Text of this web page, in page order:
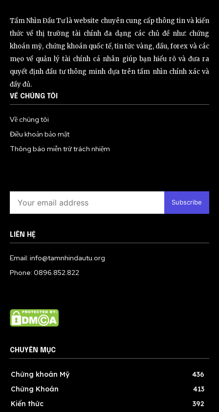
Tầm Nhìn Đầu Tư là website chuyên cung cấp thông tin và kiến
thức về thị trường tài chính đa dạng các chủ đề như: chứng
khoán mỹ, chứng khoán quốc tế, tin tức vàng, dầu, forex và các
mẹo về quản lý tài chính cá nhân giúp bạn hiểu rõ và đưa ra
quyết định đầu tư thông minh dựa trên tầm nhìn chính xác và
đầy đủ.
VỀ CHÚNG TÔI
Về chúng tôi
Điều khoản bảo mật
Thông báo miễn trừ trách nhiệm
Subscribe
LIÊN HỆ
Email: info@tamnhindautu.org
Phone: 0896.852.822
CHUYÊN MỤC
Chứng khoán Mỹ
436
Chứng Khoán
413
Kiến thức
392